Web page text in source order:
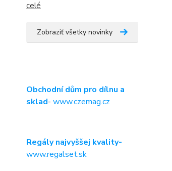
celé
Zobraziť všetky novinky
Obchodní dům pro dílnu a
sklad- www.czemag.cz
Regály najvyššej kvality-
www.regalset.sk